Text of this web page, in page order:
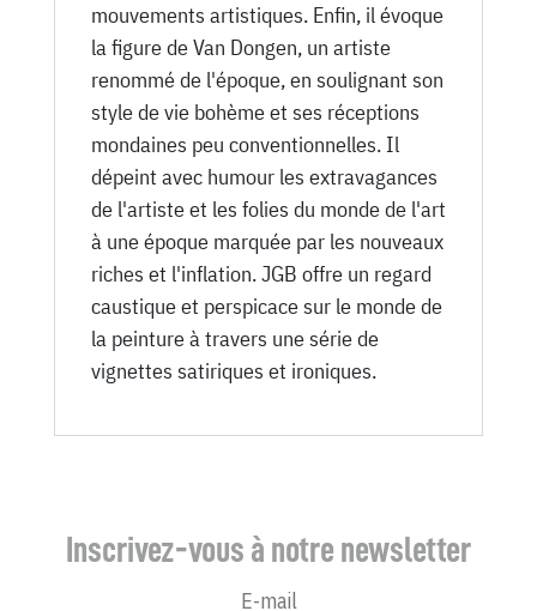
mouvements artistiques. Enfin, il évoque
la figure de Van Dongen, un artiste
renommé de l'époque, en soulignant son
style de vie bohème et ses réceptions
mondaines peu conventionnelles. Il
dépeint avec humour les extravagances
de l'artiste et les folies du monde de l'art
à une époque marquée par les nouveaux
riches et l'inflation. JGB offre un regard
caustique et perspicace sur le monde de
la peinture à travers une série de
vignettes satiriques et ironiques.
Inscrivez-vous à notre newsletter